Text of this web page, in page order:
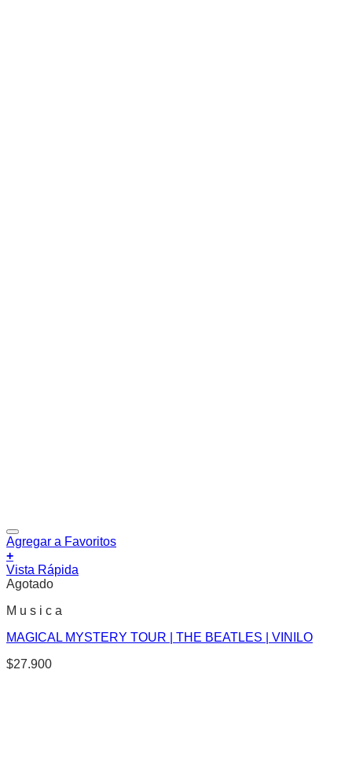
Agregar a Favoritos
+
Vista Rápida
Agotado
M u s i c a
MAGICAL MYSTERY TOUR | THE BEATLES | VINILO
$27.900